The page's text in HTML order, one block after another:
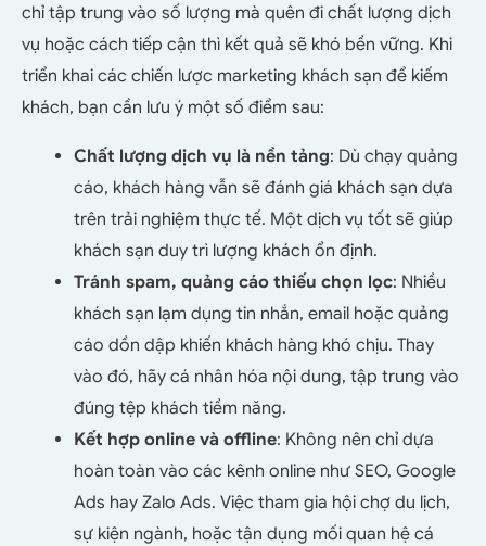
chỉ tập trung vào số lượng mà quên đi chất lượng dịch
vụ hoặc cách tiếp cận thì kết quả sẽ khó bền vững. Khi
triển khai các chiến lược marketing khách sạn để kiếm
khách, bạn cần lưu ý một số điểm sau:
Chất lượng dịch vụ là nền tảng: Dù chạy quảng
cáo, khách hàng vẫn sẽ đánh giá khách sạn dựa
trên trải nghiệm thực tế. Một dịch vụ tốt sẽ giúp
khách sạn duy trì lượng khách ổn định.
Tránh spam, quảng cáo thiếu chọn lọc: Nhiều
khách sạn lạm dụng tin nhắn, email hoặc quảng
cáo dồn dập khiến khách hàng khó chịu. Thay
vào đó, hãy cá nhân hóa nội dung, tập trung vào
đúng tệp khách tiềm năng.
Kết hợp online và offline: Không nên chỉ dựa
hoàn toàn vào các kênh online như SEO, Google
Ads hay Zalo Ads. Việc tham gia hội chợ du lịch,
sự kiện ngành, hoặc tận dụng mối quan hệ cá